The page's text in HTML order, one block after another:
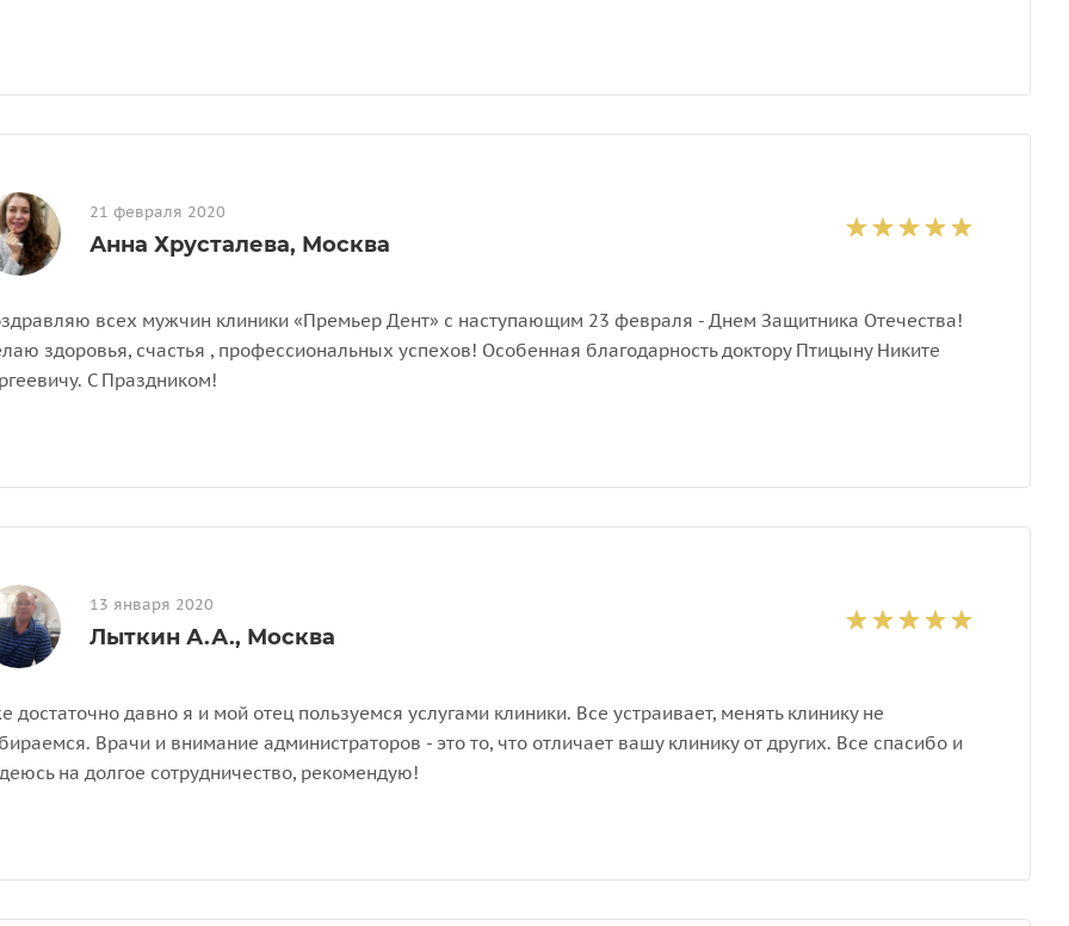
21 февраля 2020
Анна Хрусталева, Москва
всех мужчин клиники «Премьер Дент» с наступающим 23 февраля - Днем Защитника Отечества!
здоровья, счастья , профессиональных успехов! Особенная благодарность доктору Птицыну Никите
С Праздником!
13 января 2020
Лыткин А.А., Москва
достаточно давно я и мой отец пользуемся услугами клиники. Все устраивает, менять клинику не
Врачи и внимание администраторов - это то, что отличает вашу клинику от других. Все спасибо и
на долгое сотрудничество, рекомендую!